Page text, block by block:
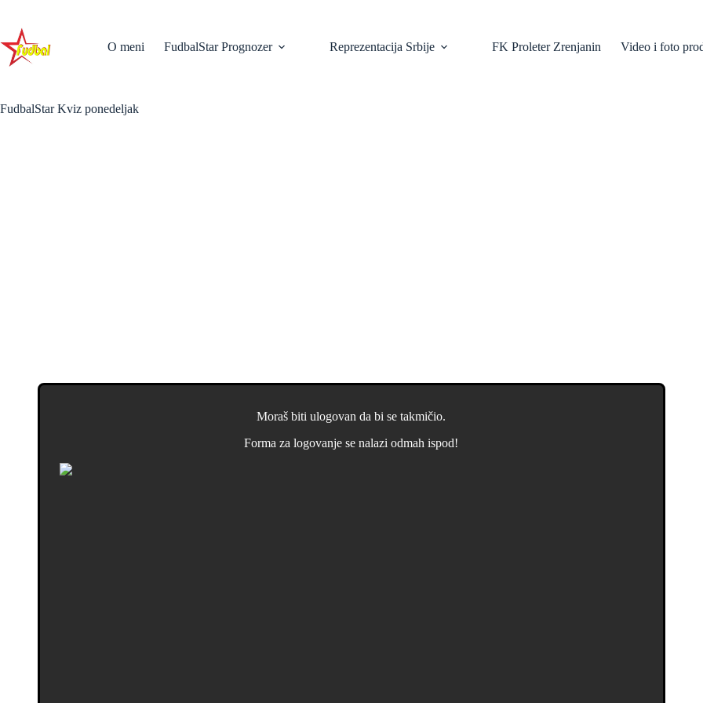
content
O meni
FudbalStar Prognozer Reprezentacija Srbije FK Proleter Zrenjanin Video i foto
FudbalStar Kviz ponedeljak
Moraš biti ulogovan da bi se takmičio.
Forma za logovanje se nalazi odmah ispod!